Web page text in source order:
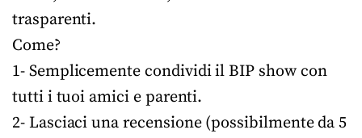
trasparenti.
Come?
1- Semplicemente condividi il BIP show con
tutti i tuoi amici e parenti.
2- Lasciaci una recensione (possibilmente da 5